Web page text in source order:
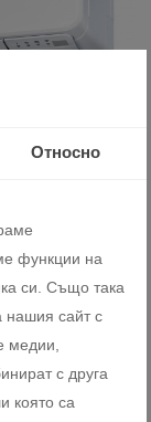
Относно
функции на
си. Също така
нашия сайт с
медии,
с друга
която са